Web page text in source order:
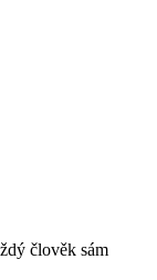
člověk sám